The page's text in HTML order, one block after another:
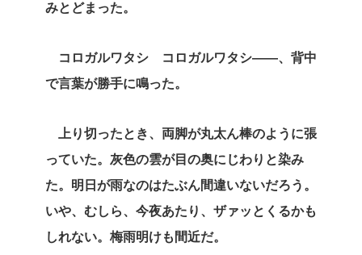
みとどまった。
コロガルワタシ コロガルワタシ――、背中
で言葉が勝手に鳴った。
上り切ったとき、両脚が丸太ん棒のように張
っていた。灰色の雲が目の奥にじわりと染み
た。明日が雨なのはたぶん間違いないだろう。
いや、むしら、今夜あたり、ザァッとくるかも
しれない。梅雨明けも間近だ。